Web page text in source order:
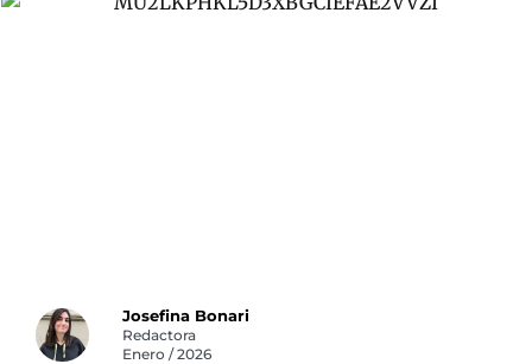
Josefina Bonari
Redactora
Enero / 2026